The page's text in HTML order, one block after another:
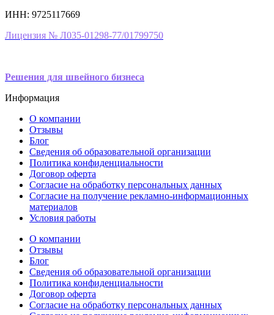
ИНН: 9725117669
Лицензия № Л035-01298-77/01799750
Решения для швейного бизнеса
Информация
О компании
Отзывы
Блог
Сведения об образовательной организации
Политика конфиденциальности
Договор оферта
Согласие на обработку персональных данных
Согласие на получение рекламно-информационных
материалов
Условия работы
О компании
Отзывы
Блог
Сведения об образовательной организации
Политика конфиденциальности
Договор оферта
Согласие на обработку персональных данных